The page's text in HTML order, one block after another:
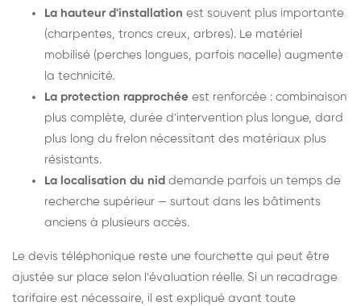
La hauteur d'installation est souvent plus importante
(charpentes, troncs creux, arbres). Le matériel
mobilisé (perches longues, parfois nacelle) augmente
la technicité.
La protection rapprochée est renforcée : combinaison
plus complète, durée d'intervention plus longue, dard
plus long du frelon nécessitant des matériaux plus
résistants.
La localisation du nid demande parfois un temps de
recherche supérieur — surtout dans les bâtiments
anciens à plusieurs accès.
Le devis téléphonique reste une fourchette qui peut être
ajustée sur place selon l'évaluation réelle. Si un recadrage
tarifaire est nécessaire, il est expliqué avant toute